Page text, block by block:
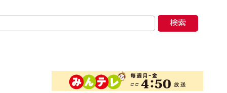
検索